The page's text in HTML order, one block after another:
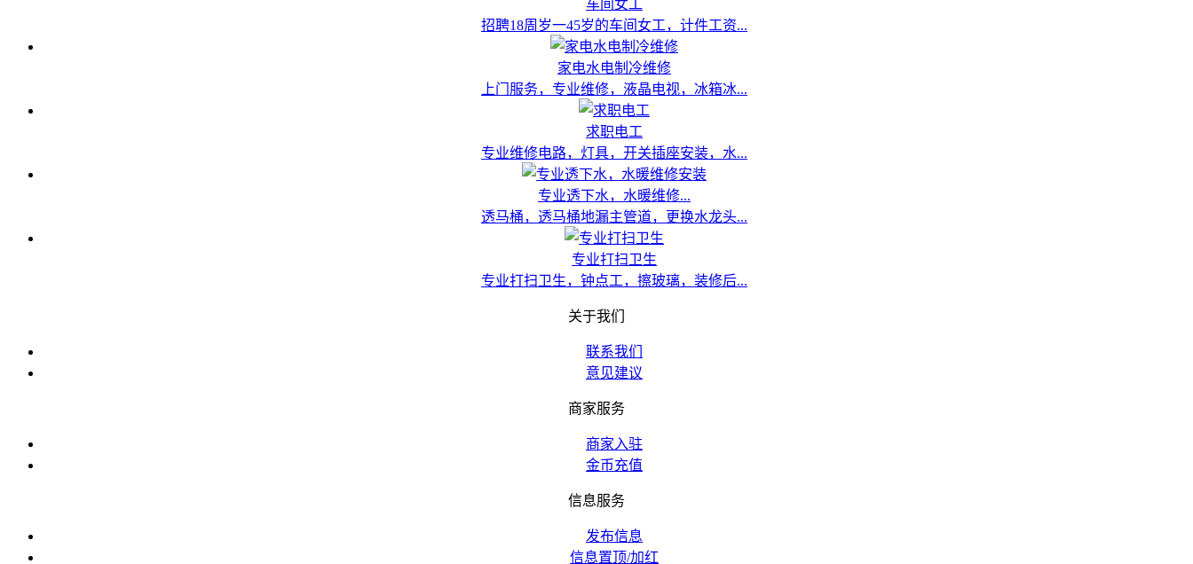
车间女工
招聘18周岁一45岁的车间女工，计件工资...
家电水电制冷维修
上门服务，专业维修，液晶电视，冰箱冰...
求职电工
专业维修电路，灯具，开关插座安装，水...
专业透下水，水暖维修...
透马桶，透马桶地漏主管道，更换水龙头...
专业打扫卫生
专业打扫卫生，钟点工，擦玻璃，装修后...
关于我们
联系我们
意见建议
商家服务
商家入驻
金币充值
信息服务
发布信息
信息置顶/加红